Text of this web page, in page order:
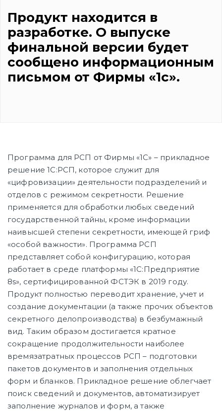
Продукт находится в
разработке. О выпуске
финальной версии будет
сообщено информационным
письмом от Фирмы «1с».
Программа для РСП от Фирмы «1С» – прикладное
решение 1С:РСП, которое служит для
«цифровизации» деятельности подразделений и
отделов с режимом секретности. Решение
применяется для обработки любых сведений
государственной тайны, кроме информации
наивысшей степени секретности, имеющей гриф
«особой важности». Программа РСП
представляет собой конфигурацию, которая
работает в среде платформы «1С:Предприятие
8s», сертифицированной ФСТЭК в 2019 году.
Продукт полностью переводит хранение, учет и
создание документации (а также прочих объектов
секретного делопроизводства) в безбумажный
вид. Таким образом достигается кратное
сокращение продолжительности наиболее
времязатратных процессов РСП – подготовки
пакетов документов и заполнения отдельных
форм и бланков. Прикладное решение облегчает
поиск сведений и документов, автоматизирует
заполнение журналов и форм, а также